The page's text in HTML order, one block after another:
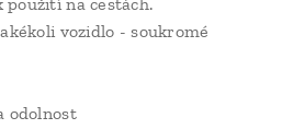
vozidlo - soukromé
odolnost